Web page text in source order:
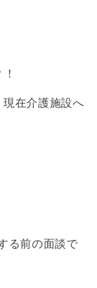
現在介護施設へ
る前の面談で